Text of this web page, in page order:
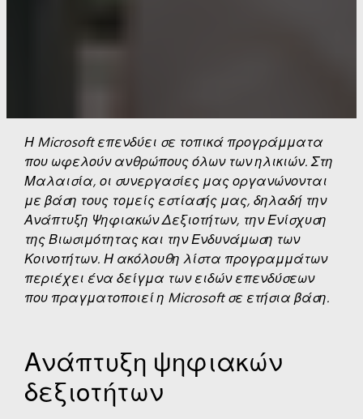
Η Microsoft επενδύει σε τοπικά προγράμματα
που ωφελούν ανθρώπους όλων των ηλικιών. Στη
Μαλαισία, οι συνεργασίες μας οργανώνονται
με βάση τους τομείς εστίασής μας, δηλαδή την
Ανάπτυξη Ψηφιακών Δεξιοτήτων, την Ενίσχυση
της Βιωσιμότητας και την Ενδυνάμωση των
Κοινοτήτων. Η ακόλουθη λίστα προγραμμάτων
περιέχει ένα δείγμα των ειδών επενδύσεων
που πραγματοποιεί η Microsoft σε ετήσια βάση.
Ανάπτυξη ψηφιακών
δεξιοτήτων